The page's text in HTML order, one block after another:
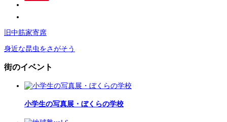
旧中筋家寄席
身近な昆虫をさがそう
街のイベント
小学生の写真展・ぼくらの学校